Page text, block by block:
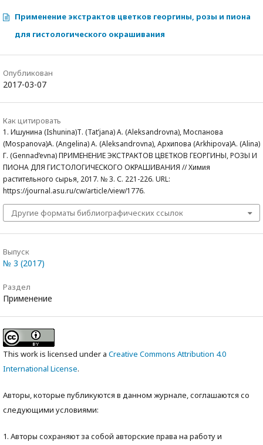
Применение экстрактов цветков георгины, розы и пиона
для гистологического окрашивания
Опубликован
2017-03-07
Как цитировать
1. Ишунина (Ishunina)Т. (Tat’jana) А. (Aleksandrovna), Моспанова
(Mospanova)А. (Angelina) А. (Aleksandrovna), Архипова (Arkhipova)А. (Alina)
Г. (Gennad’evna) ПРИМЕНЕНИЕ ЭКСТРАКТОВ ЦВЕТКОВ ГЕОРГИНЫ, РОЗЫ И
ПИОНА ДЛЯ ГИСТОЛОГИЧЕСКОГО ОКРАШИВАНИЯ // Химия
растительного сырья, 2017. № 3. С. 221-226. URL:
https://journal.asu.ru/cw/article/view/1776.
Другие форматы библиографических ссылок
Выпуск
№ 3 (2017)
Раздел
Применение
This work is licensed under a Creative Commons Attribution 4.0
International License.
Авторы, которые публикуются в данном журнале, соглашаются со
следующими условиями:
1. Авторы сохраняют за собой авторские права на работу и